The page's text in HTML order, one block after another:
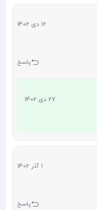
12 دی 1402
پاسخ
27 دی 1402
1 آذر 1402
پاسخ